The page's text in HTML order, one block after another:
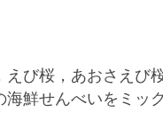
び桜，あおさえび桜
鮮せんべいをミッ